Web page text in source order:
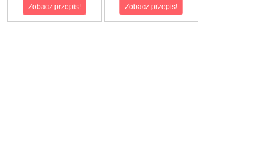
Zobacz przepis! Zobacz przepis!